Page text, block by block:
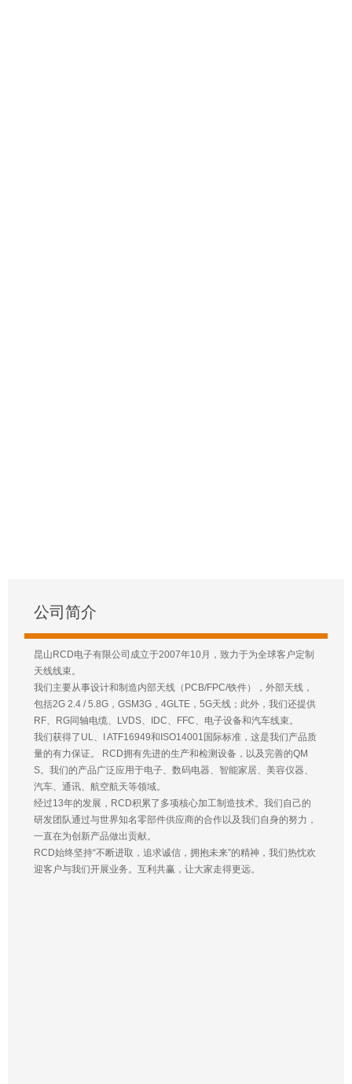
公司简介
昆山RCD电子有限公司成立于2007年10月，致力于为全球客户定制
天线线束。
我们主要从事设计和制造内部天线（PCB/FPC/铁件），外部天线，
包括2G 2.4 / 5.8G，GSM3G，4GLTE，5G天线；此外，我们还提供
RF、RG同轴电缆、LVDS、IDC、FFC、电子设备和汽车线束。
我们获得了UL、I ATF16949和ISO14001国际标准，这是我们产品质
量的有力保证。 RCD拥有先进的生产和检测设备，以及完善的QM
S。我们的产品广泛应用于电子、数码电器、智能家居、美容仪器、
汽车、通讯、航空航天等领域。
经过13年的发展，RCD积累了多项核心加工制造技术。我们自己的
研发团队通过与世界知名零部件供应商的合作以及我们自身的努力，
一直在为创新产品做出贡献。
RCD始终坚持“不断进取，追求诚信，拥抱未来”的精神，我们热忱欢
迎客户与我们开展业务。互利共赢，让大家走得更远。